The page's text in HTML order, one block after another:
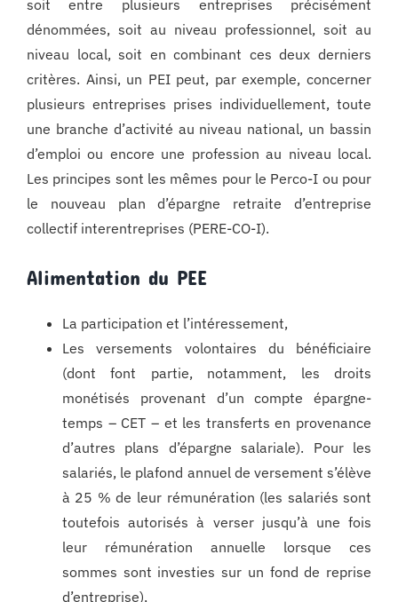
soit entre plusieurs entreprises précisément
dénommées, soit au niveau professionnel, soit au
niveau local, soit en combinant ces deux derniers
critères. Ainsi, un PEI peut, par exemple, concerner
plusieurs entreprises prises individuellement, toute
une branche d’activité au niveau national, un bassin
d’emploi ou encore une profession au niveau local.
Les principes sont les mêmes pour le Perco-I ou pour
le nouveau plan d’épargne retraite d’entreprise
collectif interentreprises (PERE-CO-I).
Alimentation du PEE
La participation et l’intéressement,
Les versements volontaires du bénéficiaire
(dont font partie, notamment, les droits
monétisés provenant d’un compte épargne-
temps – CET – et les transferts en provenance
d’autres plans d’épargne salariale). Pour les
salariés, le plafond annuel de versement s’élève
à 25 % de leur rémunération (les salariés sont
toutefois autorisés à verser jusqu’à une fois
leur rémunération annuelle lorsque ces
sommes sont investies sur un fond de reprise
d’entreprise),